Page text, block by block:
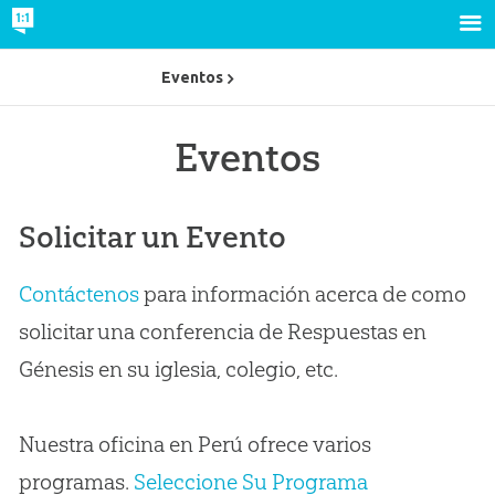
Eventos
Solicitar un Evento
Contáctenospara información acerca de como
solicitar una conferencia de Respuestas en
Génesis en su iglesia, colegio, etc.
Nuestra oficina en Perú ofrece varios
programas. Seleccione Su Programa
Eventos